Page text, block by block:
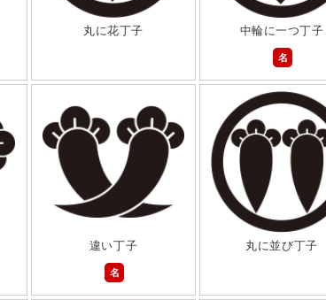
丸に花丁子
中輪に一つ丁子
名
違い丁子
名
丸に並び丁子